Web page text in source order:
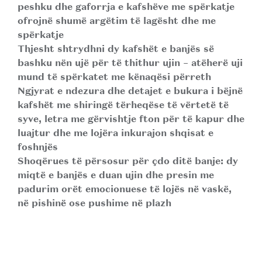
peshku dhe gaforrja e kafshëve me spërkatje
ofrojnë shumë argëtim të lagësht dhe me
spërkatje
Thjesht shtrydhni dy kafshët e banjës së
bashku nën ujë për të thithur ujin – atëherë uji
mund të spërkatet me kënaqësi përreth
Ngjyrat e ndezura dhe detajet e bukura i bëjnë
kafshët me shiringë tërheqëse të vërtetë të
syve, letra me gërvishtje fton për të kapur dhe
luajtur dhe me lojëra inkurajon shqisat e
foshnjës
Shoqërues të përsosur për çdo ditë banje: dy
miqtë e banjës e duan ujin dhe presin me
padurim orët emocionuese të lojës në vaskë,
në pishinë ose pushime në plazh